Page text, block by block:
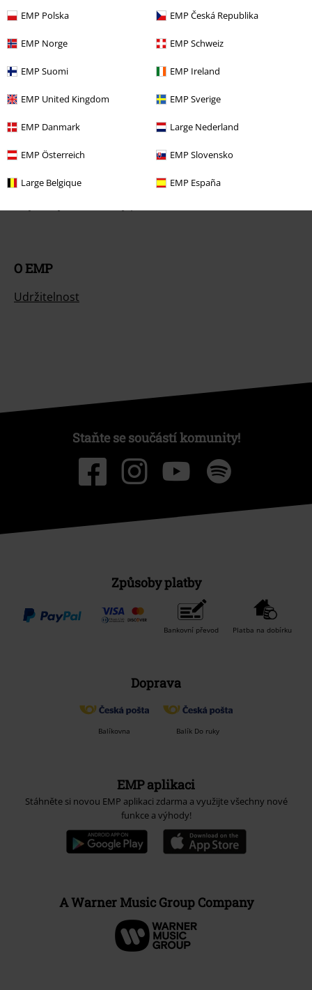
EMP Polska EMP Česká Republika
EMP Norge EMP Schweiz
EMP Suomi EMP Ireland
EMP United Kingdom EMP Sverige
EMP Danmark Large Nederland
EMP Österreich EMP Slovensko
Large Belgique EMP España
Nabídky pro vás
Soutěž
O EMP
Udržitelnost
Staňte se součástí komunity!
Způsoby platby
Bankovní převod Platba na dobírku
Doprava
Balíkovna Balík Do ruky
EMP aplikaci
Stáhněte si novou EMP aplikaci zdarma a využijte všechny nové
funkce a výhody!
A Warner Music Group Company